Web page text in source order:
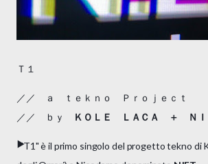
Ｔ１
／／ ａ ｔｅｋｎｏ Ｐｒｏｊｅｃｔ
／／ ｂｙ
ＫＯＬＥ ＬＡＣＡ ＋ ＮＩ
▶️
"T1" è il primo singolo del progetto tekno di